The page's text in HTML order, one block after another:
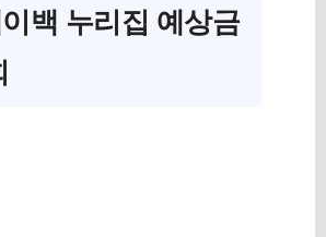
백 누리집 예상금